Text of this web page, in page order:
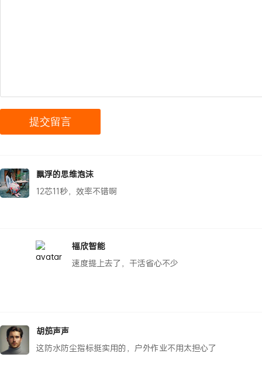
飘浮的思维泡沫
12芯11秒，效率不错啊
福欣智能
速度提上去了，干活省心不少
胡笳声声
这防水防尘指标挺实用的，户外作业不用太担心了